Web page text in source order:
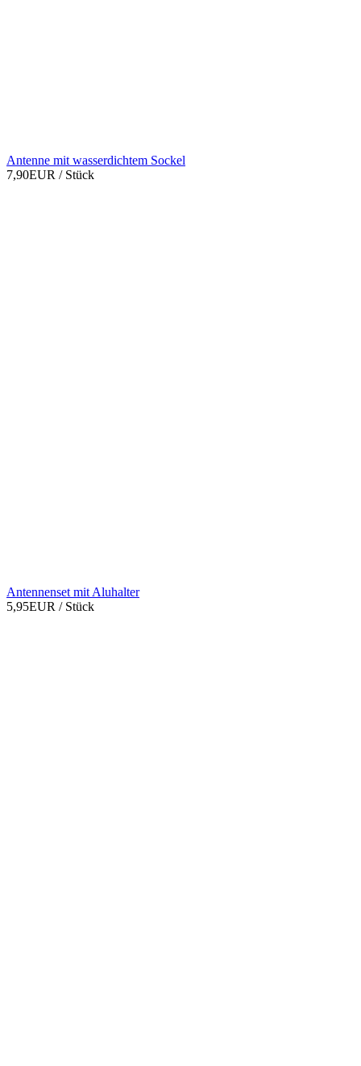
Antenne mit wasserdichtem Sockel
7,90EUR / Stück
Antennenset mit Aluhalter
5,95EUR / Stück